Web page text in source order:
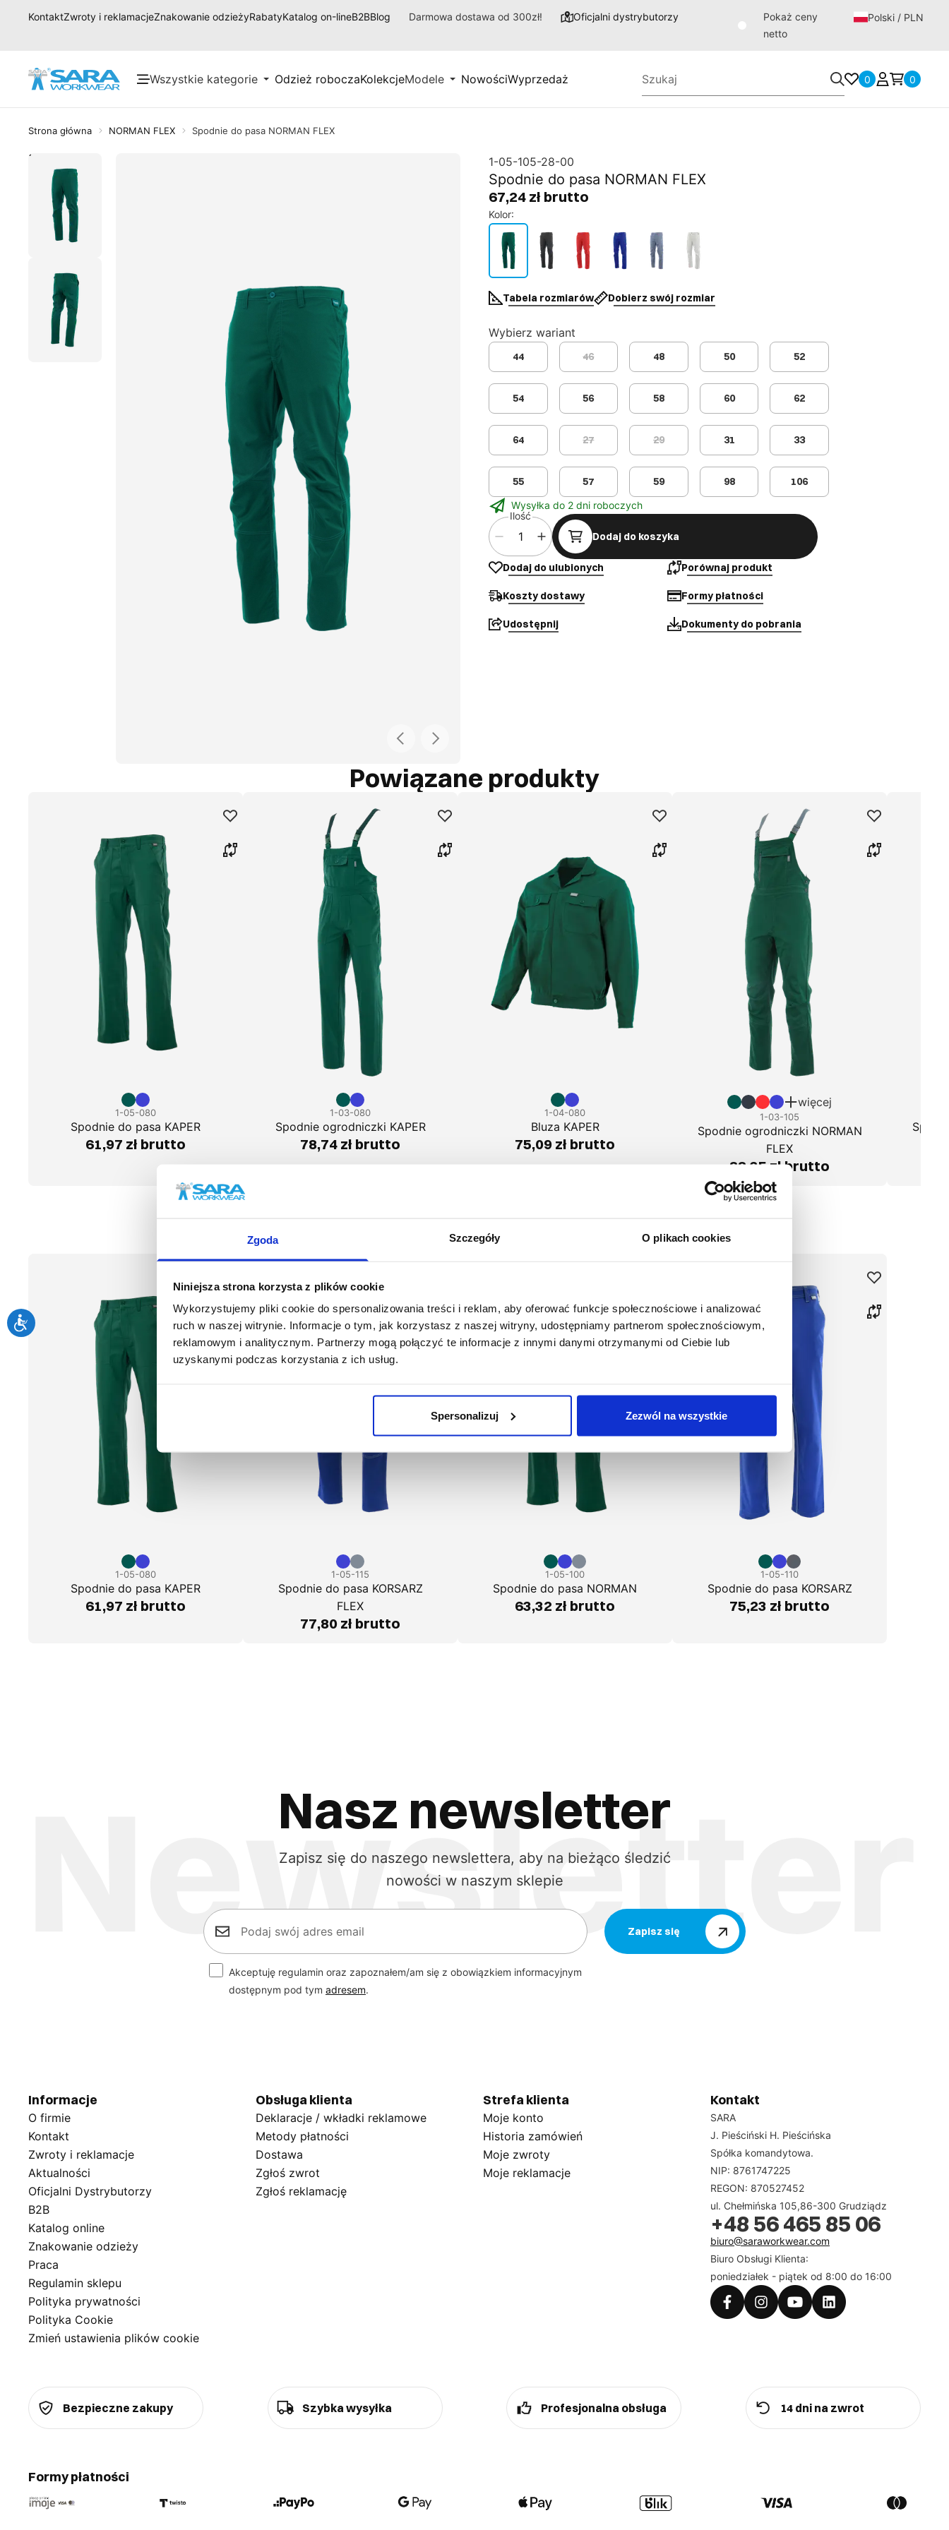
Zgoda Szczegóły O plikach cookies
Niniejsza strona korzysta z plików cookie
Wykorzystujemy pliki cookie do spersonalizowania treści i reklam, aby oferować funkcje społecznościowe i analizować
ruch w naszej witrynie. Informacje o tym, jak korzystasz z naszej witryny, udostępniamy partnerom społecznościowym,
reklamowym i analitycznym. Partnerzy mogą połączyć te informacje z innymi danymi otrzymanymi od Ciebie lub
uzyskanymi podczas korzystania z ich usług.
Spersonalizuj Zezwól na wszystkie
KontaktZwroty i reklamacjeZnakowanie odzieżyRabatyKatalog on-lineB2BBlog Darmowa dostawa od 300zł! Oficjalni dystrybutorzy
Pokaż ceny
netto
Polski / PLN
Wszystkie kategorie Odzież roboczaKolekcjeModele NowościWyprzedaż 0 0
Strona główna NORMAN FLEX Spodnie do pasa NORMAN FLEX
1-05-105-28-00
Spodnie do pasa NORMAN FLEX
67,24 zł brutto
Kolor:
Tabela rozmiarów Dobierz swój rozmiar
Wybierz wariant
44 46 48 50 52
54 56 58 60 62
64 27 29 31 33
55 57 59 98 106
Wysyłka do 2 dni roboczych
Ilość
Dodaj do koszyka
Dodaj do ulubionych Porównaj produkt
Koszty dostawy Formy płatności
Udostępnij Dokumenty do pobrania
Powiązane produkty
1-05-080
Spodnie do pasa KAPER
61,97 zł brutto
1-03-080
Spodnie ogrodniczki KAPER
78,74 zł brutto
1-04-080
Bluza KAPER
75,09 zł brutto
więcej
1-03-105
Spodnie ogrodniczki NORMAN
FLEX
88,35 zł brutto
Podobne produkty
1-05-080
Spodnie do pasa KAPER
61,97 zł brutto
1-05-115
Spodnie do pasa KORSARZ
FLEX
77,80 zł brutto
1-05-100
Spodnie do pasa NORMAN
63,32 zł brutto
1-05-110
Spodnie do pasa KORSARZ
75,23 zł brutto
Nasz newsletter
Zapisz się do naszego newslettera, aby na bieżąco śledzić
nowości w naszym sklepie
Zapisz się
Akceptuję regulamin oraz zapoznałem/am się z obowiązkiem informacyjnym
dostępnym pod tym adresem.
Informacje
O firmie
Kontakt
Zwroty i reklamacje
Aktualności
Oficjalni Dystrybutorzy
B2B
Katalog online
Znakowanie odzieży
Praca
Regulamin sklepu
Polityka prywatności
Polityka Cookie
Zmień ustawienia plików cookie
Obsługa klienta
Deklaracje / wkładki reklamowe
Metody płatności
Dostawa
Zgłoś zwrot
Zgłoś reklamację
Strefa klienta
Moje konto
Historia zamówień
Moje zwroty
Moje reklamacje
Kontakt
SARA
J. Pieściński H. Pieścińska
Spółka komandytowa.
NIP: 8761747225
REGON: 870527452
ul. Chełmińska 105,86-300 Grudziądz
+48 56 465 85 06
biuro@saraworkwear.com
Biuro Obsługi Klienta:
poniedziałek - piątek od 8:00 do 16:00
Bezpieczne zakupy Szybka wysyłka Profesjonalna obsługa 14 dni na zwrot
Formy płatności